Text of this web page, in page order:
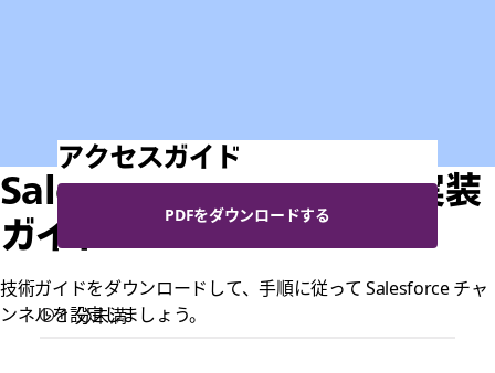
Salesforce チャンネル : 実装
ガイド
技術ガイドをダウンロードして、手順に従って Salesforce チャ
ンネルを設定しましょう。
アクセスガイド
PDFをダウンロードする
1 分未満